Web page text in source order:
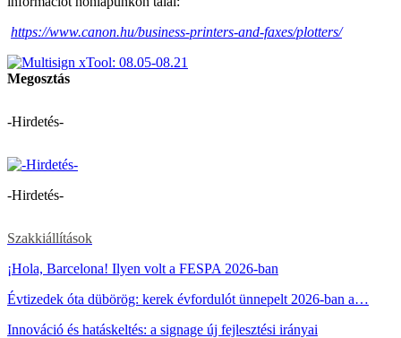
https://www.canon.hu/business-printers-and-faxes/plotters/
Megosztás
-Hirdetés-
-Hirdetés-
Szakkiállítások
¡Hola, Barcelona! Ilyen volt a FESPA 2026-ban
Évtizedek óta dübörög: kerek évfordulót ünnepelt 2026-ban a…
Innováció és hatáskeltés: a signage új fejlesztési irányai